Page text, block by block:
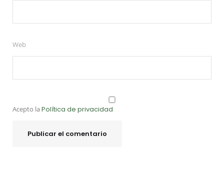
Web
Acepto la Política de privacidad